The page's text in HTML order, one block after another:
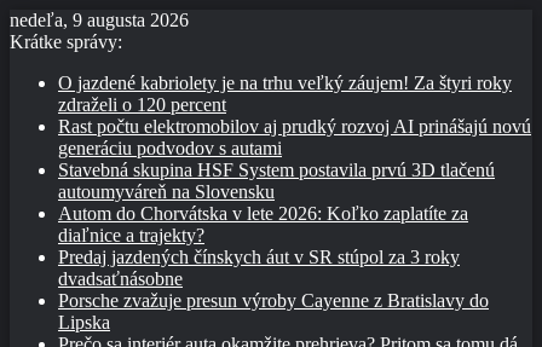
nedeľa, 9 augusta 2026
Krátke správy:
O jazdené kabriolety je na trhu veľký záujem! Za štyri roky
zdraželi o 120 percent
Rast počtu elektromobilov aj prudký rozvoj AI prinášajú novú
generáciu podvodov s autami
Stavebná skupina HSF System postavila prvú 3D tlačenú
autoumyváreň na Slovensku
Autom do Chorvátska v lete 2026: Koľko zaplatíte za
diaľnice a trajekty?
Predaj jazdených čínskych áut v SR stúpol za 3 roky
dvadsaťnásobne
Porsche zvažuje presun výroby Cayenne z Bratislavy do
Lipska